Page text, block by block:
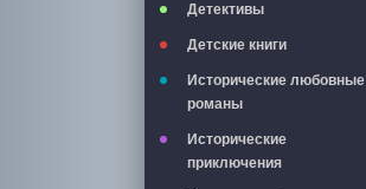
Детективы
Детские книги
Исторические любовные
романы
Исторические
приключения